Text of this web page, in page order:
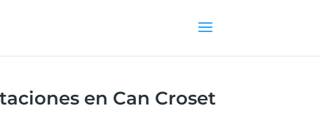
en Can Croset